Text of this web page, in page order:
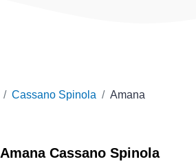
Cassano Spinola Amana
AmanaCassano Spinola